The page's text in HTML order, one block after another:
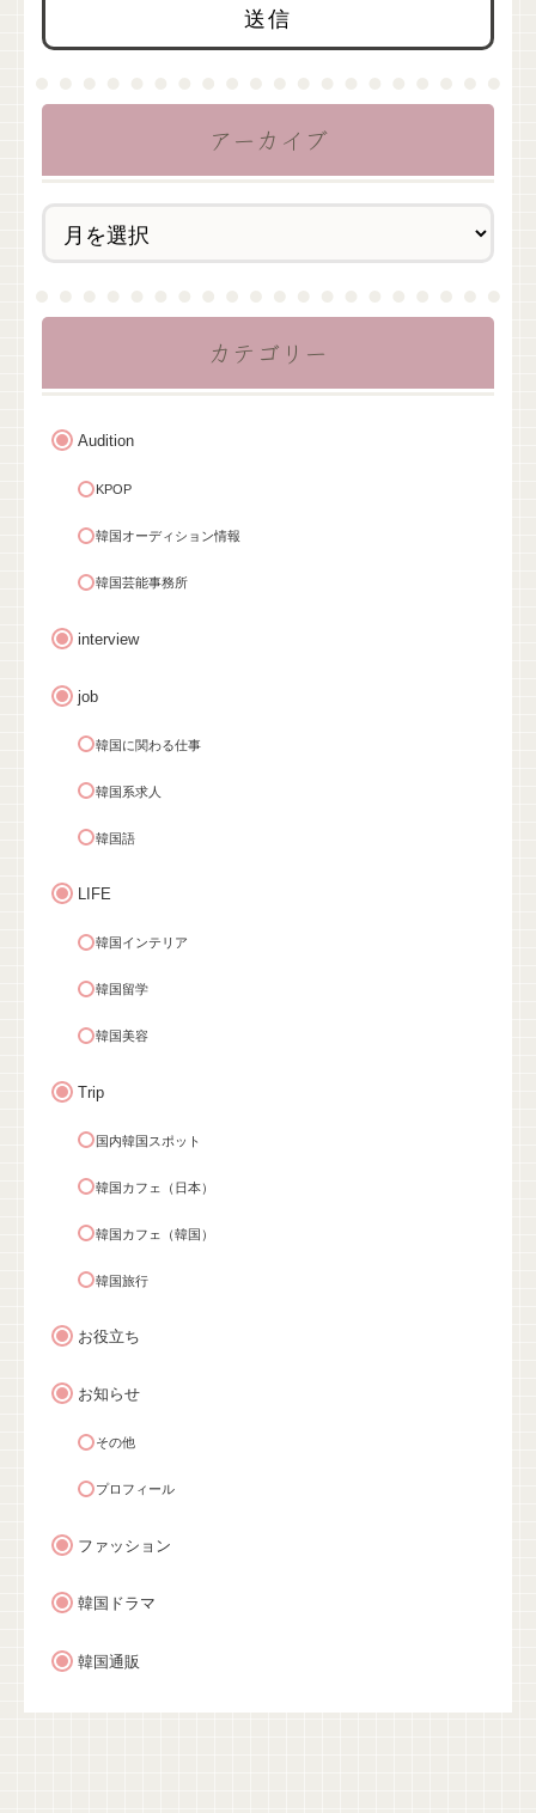
アーカイブ
カテゴリー
Audition
KPOP
韓国オーディション情報
韓国芸能事務所
interview
job
韓国に関わる仕事
韓国系求人
韓国語
LIFE
韓国インテリア
韓国留学
韓国美容
Trip
国内韓国スポット
韓国カフェ（日本）
韓国カフェ（韓国）
韓国旅行
お役立ち
お知らせ
その他
プロフィール
ファッション
韓国ドラマ
韓国通販